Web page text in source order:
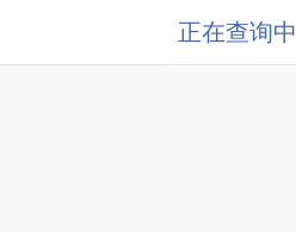
正在查询中